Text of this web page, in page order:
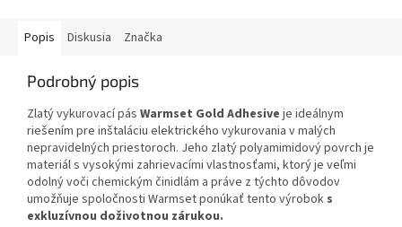
Popis Diskusia Značka
Podrobný popis
Zlatý vykurovací pás Warmset Gold Adhesive je ideálnym
riešením pre inštaláciu elektrického vykurovania v malých
nepravidelných priestoroch. Jeho zlatý polyamimidový povrch je
materiál s vysokými zahrievacími vlastnosťami, ktorý je veľmi
odolný voči chemickým činidlám a práve z týchto dôvodov
umožňuje spoločnosti Warmset ponúkať tento výrobok s
exkluzívnou doživotnou zárukou.